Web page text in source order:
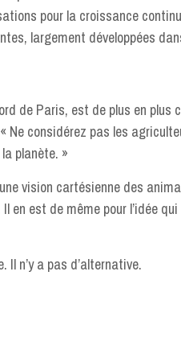
pour la croissance
largement développées
de Paris, est de plus en plus
considérez pas les
planète. »
vision cartésienne des
en est de même pour l’idée
n’y a pas d’alternative.